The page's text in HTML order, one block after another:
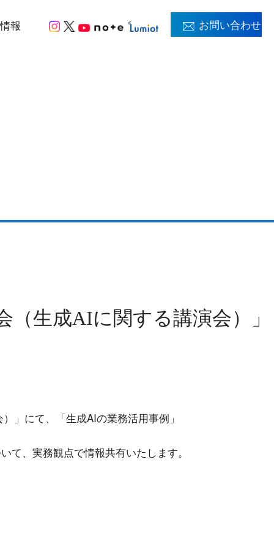
報 お問い合わせ
生成AIに関する講演会）」
」にて、「生成AIの業務活用事例」
、実務観点で情報共有いたします。